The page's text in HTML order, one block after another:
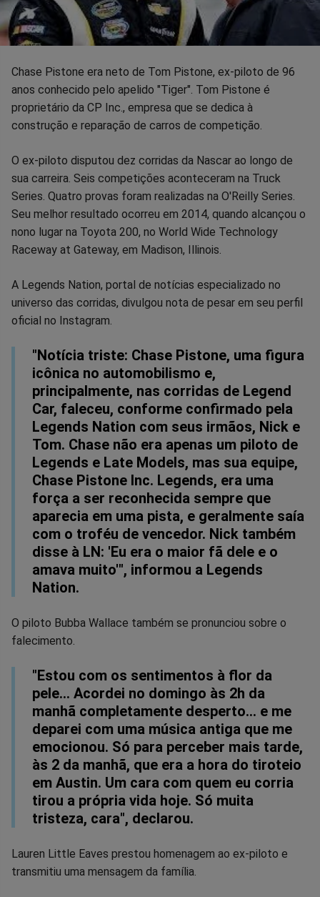
Chase Pistone era neto de Tom Pistone, ex-piloto de 96
anos conhecido pelo apelido "Tiger". Tom Pistone é
proprietário da CP Inc., empresa que se dedica à
construção e reparação de carros de competição.
O ex-piloto disputou dez corridas da Nascar ao longo de
sua carreira. Seis competições aconteceram na Truck
Series. Quatro provas foram realizadas na O'Reilly Series.
Seu melhor resultado ocorreu em 2014, quando alcançou o
nono lugar na Toyota 200, no World Wide Technology
Raceway at Gateway, em Madison, Illinois.
A Legends Nation, portal de notícias especializado no
universo das corridas, divulgou nota de pesar em seu perfil
oficial no Instagram.
"Notícia triste: Chase Pistone, uma figura
icônica no automobilismo e,
principalmente, nas corridas de Legend
Car, faleceu, conforme confirmado pela
Legends Nation com seus irmãos, Nick e
Tom. Chase não era apenas um piloto de
Legends e Late Models, mas sua equipe,
Chase Pistone Inc. Legends, era uma
força a ser reconhecida sempre que
aparecia em uma pista, e geralmente saía
com o troféu de vencedor. Nick também
disse à LN: 'Eu era o maior fã dele e o
amava muito'", informou a Legends
Nation.
O piloto Bubba Wallace também se pronunciou sobre o
falecimento.
"Estou com os sentimentos à flor da
pele… Acordei no domingo às 2h da
manhã completamente desperto… e me
deparei com uma música antiga que me
emocionou. Só para perceber mais tarde,
às 2 da manhã, que era a hora do tiroteio
em Austin. Um cara com quem eu corria
tirou a própria vida hoje. Só muita
tristeza, cara", declarou.
Lauren Little Eaves prestou homenagem ao ex-piloto e
transmitiu uma mensagem da família.